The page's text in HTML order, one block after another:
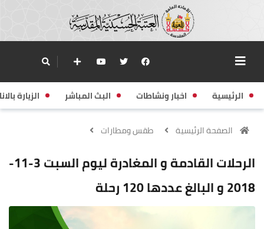
الرئيسية اخبار ونشاطات البث المباشر الزيارة
الصفحة الرئيسية طقس ومطارات
الرحلات القادمة و المغادرة ليوم السبت 3-11-
2018 و البالغ عددها 120 رحلة